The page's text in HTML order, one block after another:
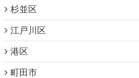
杉並区
江戸川区
港区
町田市